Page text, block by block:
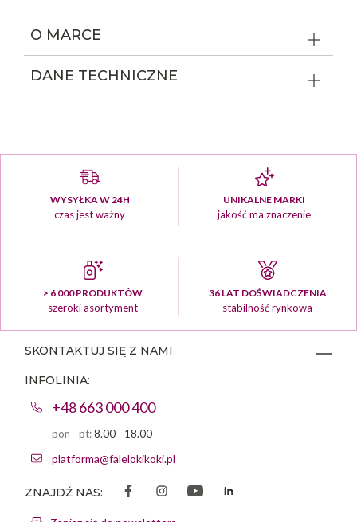
O MARCE
DANE TECHNICZNE
WYSYŁKA W 24H
czas jest ważny
UNIKALNE MARKI
jakość ma znaczenie
> 6 000 PRODUKTÓW
szeroki asortyment
36 LAT DOŚWIADCZENIA
stabilność rynkowa
SKONTAKTUJ SIĘ Z NAMI
INFOLINIA:
+48 663 000 400
pon - pt:8.00 - 18.00
platforma@falelokikoki.pl
ZNAJDŹ NAS: